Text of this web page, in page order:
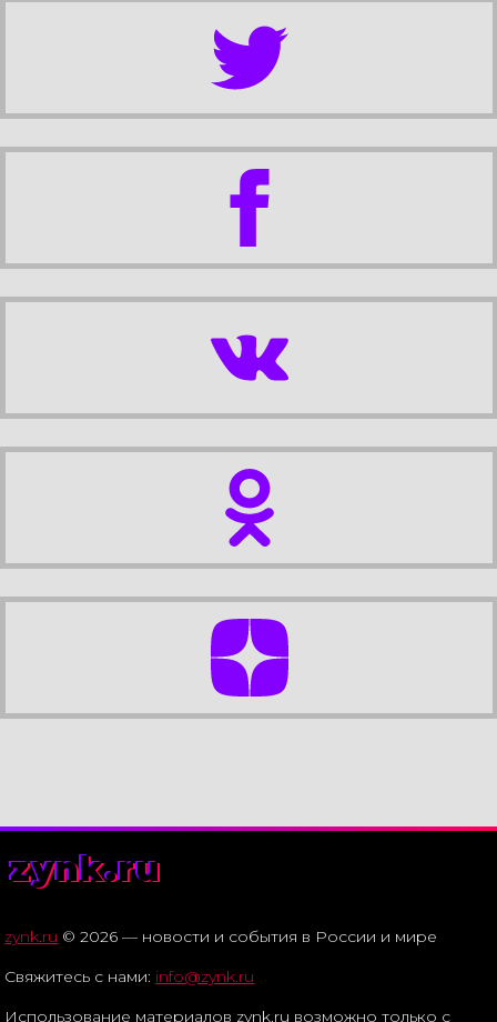
zynk.ru
zynk.ru © 2026 — новости и события в России и мире
Свяжитесь с нами: info@zynk.ru
Использование материалов zynk.ru возможно только с